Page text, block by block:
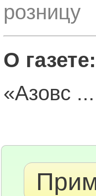
розницу
О газете:
«Азовс ...